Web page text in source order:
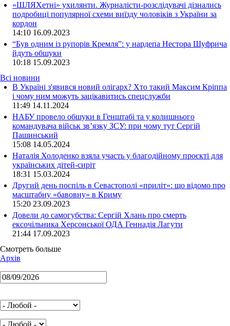
«ШЛЯХетні» ухилянти. Журналісти-розслідувачі дізнались
подробиці популярної схеми виїзду чоловіків з України за
кордон
14:10 16.09.2023
“Був одним із рупорів Кремля”: у нардепа Нестора Шуфрича
йдуть обшуки
10:18 15.09.2023
Всі новини
В Україні з'явився новий олігарх? Хто такий Максим Кріппа
і чому ним можуть зацікавитись спецслужби
11:49 14.11.2024
НАБУ провело обшуки в Генштабі та у колишнього
командувача військ зв’язку ЗСУ: при чому тут Сергій
Пашинський
15:08 14.05.2024
Наталія Холоденко взяла участь у благодійному проєкті для
українських дітей-сиріт
18:31 15.03.2024
Другий день поспіль в Севастополі «приліт»: що відомо про
масштабну «бавовну» в Криму
15:20 23.09.2023
Довели до самогубства: Сергій Хлань про смерть
ексочільника Херсонської ОДА Геннадія Лагути
21:44 17.09.2023
Смотреть больше
Архів